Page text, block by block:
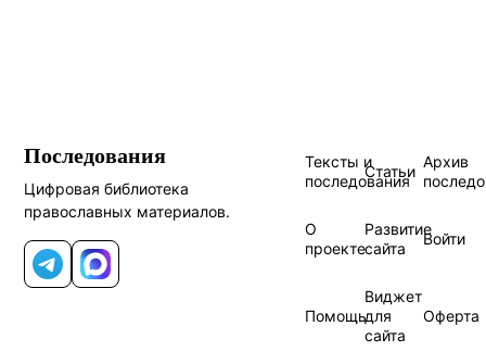
Последования
Цифровая библиотека
православных материалов.
Telegram
MAX
Тексты и
последования
Статьи
Архив
О
проекте
Развитие
сайта
Войти
Помощь
Виджет
для
сайта
Оферта